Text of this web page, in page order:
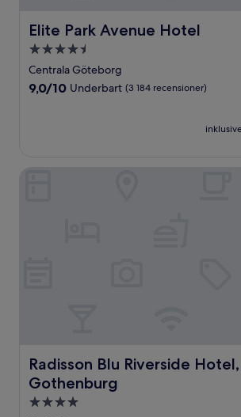
Elite Park Avenue Hotel
Elite Park Avenue Hotel
4.5-
stjärnigt
boende
Centrala Göteborg
9.0
9,0/10 Underbart (3 184 recensioner)
Radisson Blu Riverside Hotel,
Gothenburg
Radisson Blu Riverside Hotel,
4.0-